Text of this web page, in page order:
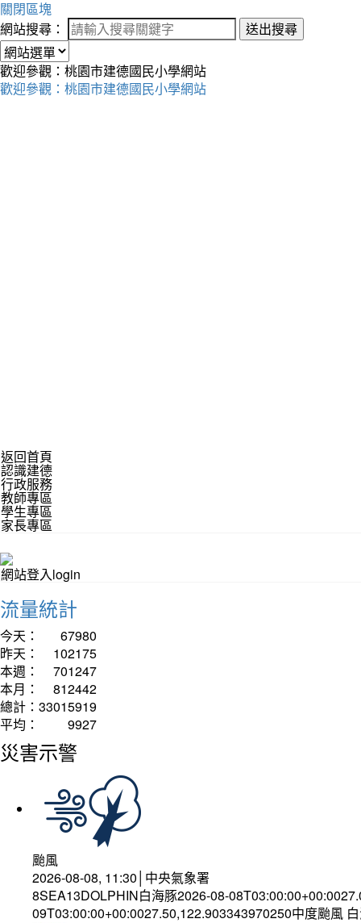
關閉區塊
網站搜尋：
送出搜尋
歡迎參觀：桃園市建德國民小學網站
歡迎參觀：桃園市建德國民小學網站
返回首頁
認識建德
行政服務
教師專區
學生專區
家長專區
網站登入login
流量統計
今天：
67980
昨天：
102175
本週：
701247
本月：
812442
總計： 33015919
平均：
9927
災害示警
颱風
2026-08-08, 11:30│中央氣象署
8SEA13DOLPHIN白海豚2026-08-
09T03:00:00+00:0027.50,122.903343970250中度颱風